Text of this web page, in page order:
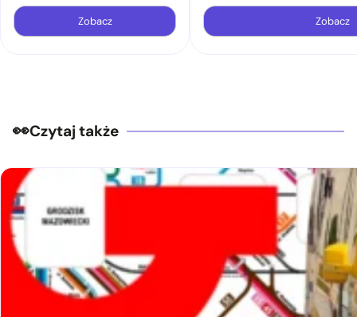
Zobacz Zobacz
Czytaj także